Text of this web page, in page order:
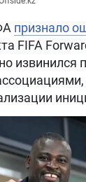
признало
FIFA
извинился